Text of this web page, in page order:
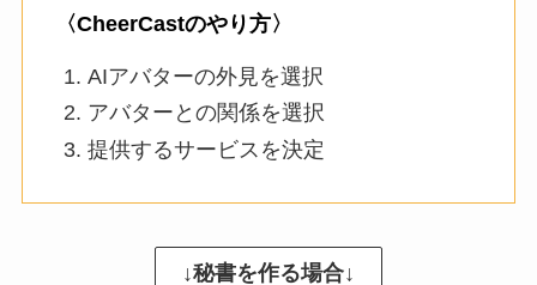
〈CheerCastのやり方〉
AIアバターの外見を選択
アバターとの関係を選択
提供するサービスを決定
↓秘書を作る場合↓